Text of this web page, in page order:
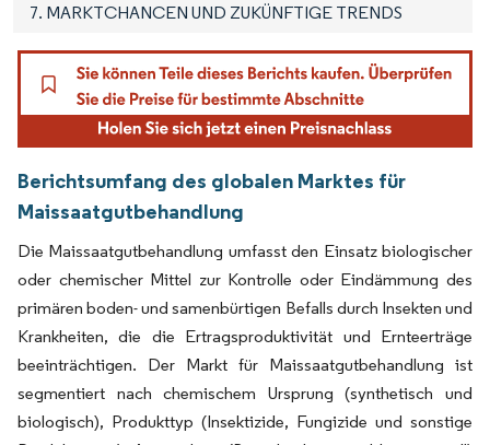
7. MARKTCHANCEN UND ZUKÜNFTIGE TRENDS
Berichtsumfang des globalen Marktes für
Maissaatgutbehandlung
Die Maissaatgutbehandlung umfasst den Einsatz biologischer
oder chemischer Mittel zur Kontrolle oder Eindämmung des
primären boden- und samenbürtigen Befalls durch Insekten und
Krankheiten, die die Ertragsproduktivität und Ernteerträge
beeinträchtigen. Der Markt für Maissaatgutbehandlung ist
segmentiert nach chemischem Ursprung (synthetisch und
biologisch), Produkttyp (Insektizide, Fungizide und sonstige